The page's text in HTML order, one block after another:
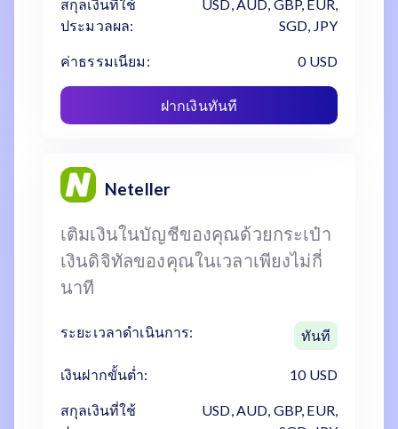
สกุลเงินที่ใช้
ประมวลผล:
USD, AUD, GBP, EUR,
SGD, JPY
ค่าธรรมเนียม: 0 USD
ฝากเงินทันที
Neteller
เติมเงินในบัญชีของคุณด้วยกระเป๋า
เงินดิจิทัลของคุณในเวลาเพียงไม่กี่
นาที
ระยะเวลาดำเนินการ: ทันที
เงินฝากขั้นต่ำ: 10 USD
สกุลเงินที่ใช้
USD, AUD, GBP, EUR,